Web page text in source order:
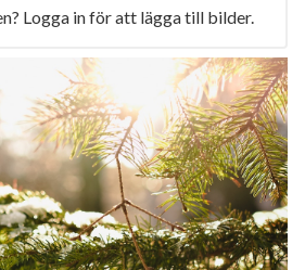
Logga in för att lägga till bilder.